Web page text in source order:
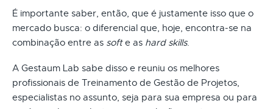
É importante saber, então, que é justamente isso que o
mercado busca: o diferencial que, hoje, encontra-se na
combinação entre as softe as hard skills.
A Gestaum Lab sabe disso e reuniu os melhores
profissionais de Treinamento de Gestão de Projetos,
especialistas no assunto, seja para sua empresa ou para